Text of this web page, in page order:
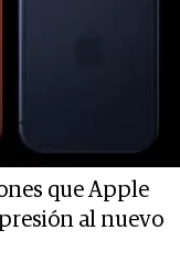
que Apple
al nuevo